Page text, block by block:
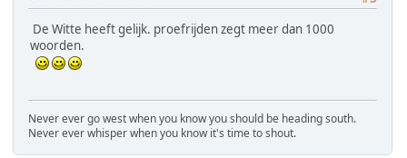
De Witte heeft gelijk. proefrijden zegt meer dan 1000
woorden.
Never ever go west when you know you should be heading south.
Never ever whisper when you know it's time to shout.